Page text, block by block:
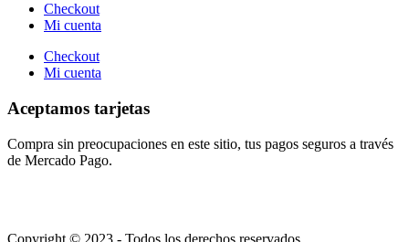
Checkout
Mi cuenta
Checkout
Mi cuenta
Aceptamos tarjetas
Compra sin preocupaciones en este sitio, tus pagos seguros a través
de Mercado Pago.
Copyright © 2023 - Todos los derechos reservados